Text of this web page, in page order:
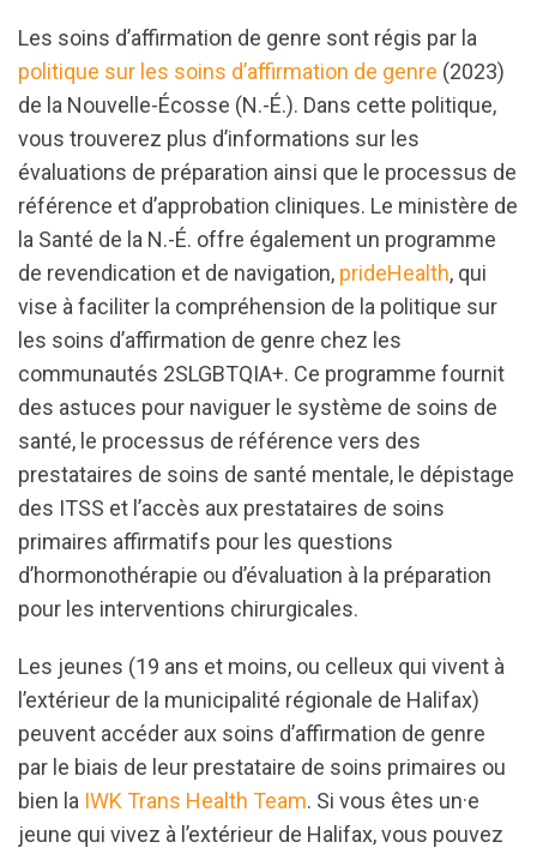
Les soins d’affirmation de genre sont régis par la
politique sur les soins d’affirmation de genre (2023)
de la Nouvelle-Écosse (N.-É.). Dans cette politique,
vous trouverez plus d’informations sur les
évaluations de préparation ainsi que le processus de
référence et d’approbation cliniques. Le ministère de
la Santé de la N.-É. offre également un programme
de revendication et de navigation, prideHealth, qui
vise à faciliter la compréhension de la politique sur
les soins d’affirmation de genre chez les
communautés 2SLGBTQIA+. Ce programme fournit
des astuces pour naviguer le système de soins de
santé, le processus de référence vers des
prestataires de soins de santé mentale, le dépistage
des ITSS et l’accès aux prestataires de soins
primaires affirmatifs pour les questions
d’hormonothérapie ou d’évaluation à la préparation
pour les interventions chirurgicales.
Les jeunes (19 ans et moins, ou celleux qui vivent à
l’extérieur de la municipalité régionale de Halifax)
peuvent accéder aux soins d’affirmation de genre
par le biais de leur prestataire de soins primaires ou
bien la IWK Trans Health Team. Si vous êtes un·e
jeune qui vivez à l’extérieur de Halifax, vous pouvez